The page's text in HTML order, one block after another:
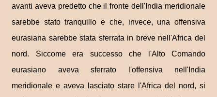
avanti aveva predetto che il fronte dell'India meridionale
sarebbe stato tranquillo e che, invece, una offensiva
eurasiana sarebbe stata sferrata in breve nell'Africa del
nord. Siccome era successo che l'Alto Comando
eurasiano aveva sferrato l'offensiva nell'India
meridionale e aveva lasciato stare l'Africa del nord, si